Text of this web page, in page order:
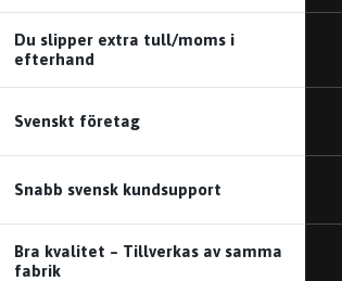
Du slipper extra tull/moms i
efterhand
Svenskt företag
Snabb svensk kundsupport
Bra kvalitet – Tillverkas av samma
fabrik